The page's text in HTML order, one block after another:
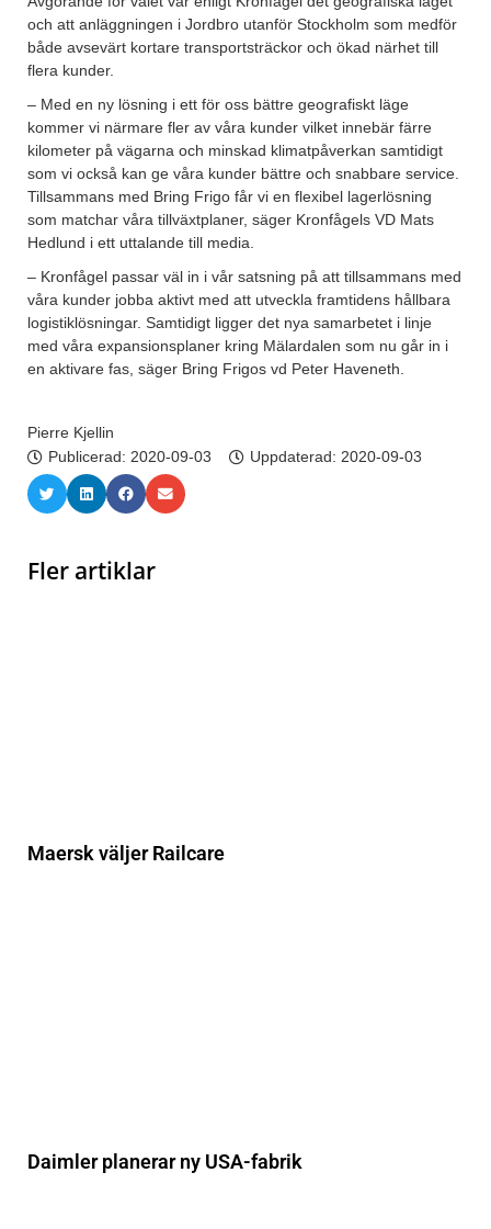
och att anläggningen i Jordbro utanför Stockholm som medför
både avsevärt kortare transportsträckor och ökad närhet till
flera kunder.
– Med en ny lösning i ett för oss bättre geografiskt läge
kommer vi närmare fler av våra kunder vilket innebär färre
kilometer på vägarna och minskad klimatpåverkan samtidigt
som vi också kan ge våra kunder bättre och snabbare service.
Tillsammans med Bring Frigo får vi en flexibel lagerlösning
som matchar våra tillväxtplaner, säger Kronfågels VD Mats
Hedlund i ett uttalande till media.
– Kronfågel passar väl in i vår satsning på att tillsammans med
våra kunder jobba aktivt med att utveckla framtidens hållbara
logistiklösningar. Samtidigt ligger det nya samarbetet i linje
med våra expansionsplaner kring Mälardalen som nu går in i
en aktivare fas, säger Bring Frigos vd Peter Haveneth.
Pierre Kjellin
Publicerad: 2020-09-03 Uppdaterad: 2020-09-03
Fler artiklar
Maersk väljer Railcare
Daimler planerar ny USA-fabrik